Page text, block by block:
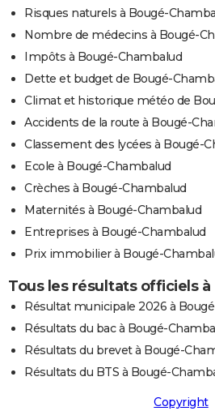
Risques naturels à Bougé-
Nombre de médecins à Bougé-
Impôts à Bougé-Chambalud
Dette et budget de Bougé-
Climat et historique météo de
Accidents de la route à Bougé-
Classement des lycées à Bougé-
Ecole à Bougé-Chambalud
Crèches à Bougé-Chambalud
Maternités à Bougé-Chambalud
Entreprises à Bougé-Chambalud
Prix immobilier à Bougé-
Tous les résultats officiels
Résultat municipale 2026 à
Résultats du bac à Bougé-
Résultats du brevet à Bougé-
Résultats du BTS à Bougé-
Copyright